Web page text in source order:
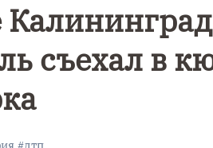
съехал в
#дтп